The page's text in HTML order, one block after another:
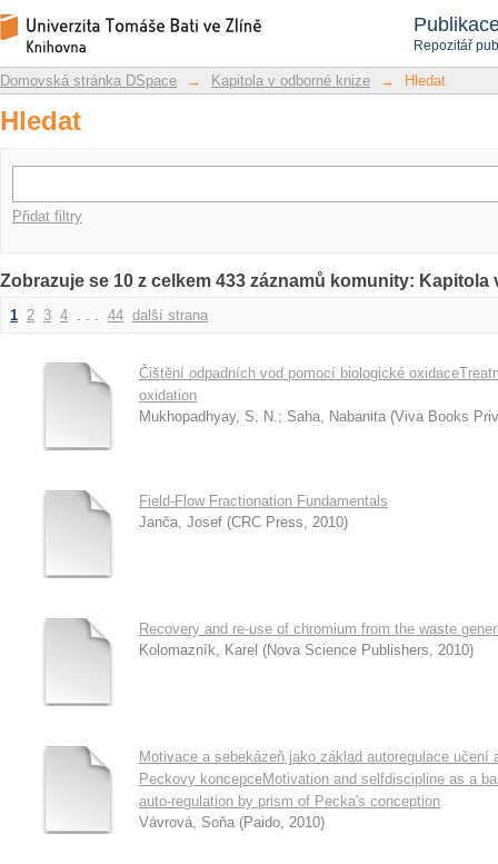
Repozitář
Hledat
Repozitář DSpace/Manakin
Domovská stránka DSpace → Kapitola v odborné knize → Hledat
Hledat
Přidat filtry
Zobrazuje se 10 z celkem 433 záznamů komunity:
1 2 3 4 . . . 44 další strana
Čištění odpadních vod pomocí biologické
oxidation
Mukhopadhyay, S. N.; Saha, Nabanita (Viva Books
Field-Flow Fractionation Fundamentals
Janča, Josef (CRC Press, 2010)
Recovery and re-use of chromium from the waste
Kolomazník, Karel (Nova Science Publishers, 2010)
Motivace a sebekázeň jako základ autoregulace učení
Peckovy koncepceMotivation and selfdiscipline as a
auto-regulation by prism of Pecka's conception
Vávrová, Soňa (Paido, 2010)